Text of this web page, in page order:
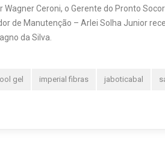
Wagner Ceroni, o Gerente do Pronto
de Manutenção – Arlei Solha Junior
da Silva.
gel imperial fibras jaboticabal